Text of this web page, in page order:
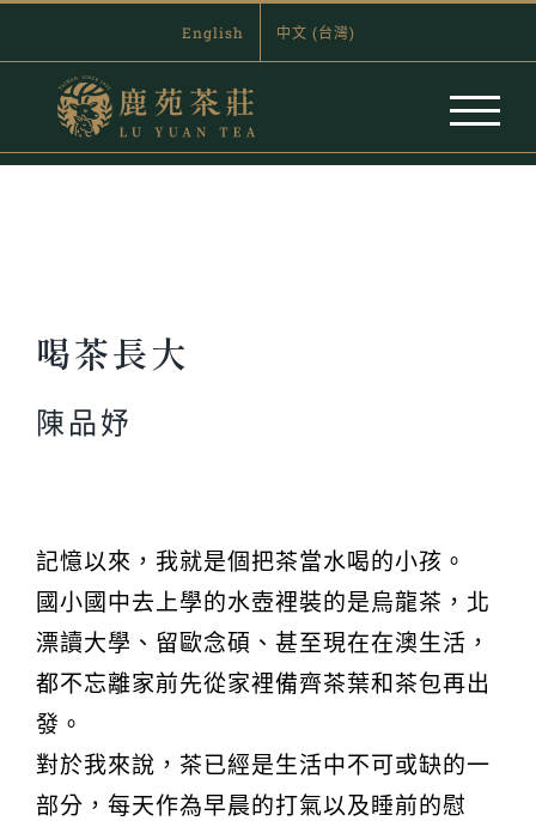
to
content
English 中文 (台灣)
喝茶長大
陳品妤
記憶以來，我就是個把茶當水喝的小孩。
國小國中去上學的水壺裡裝的是烏龍茶，北
漂讀大學、留歐念碩、甚至現在在澳生活，
都不忘離家前先從家裡備齊茶葉和茶包再出
發。
對於我來說，茶已經是生活中不可或缺的一
部分，每天作為早晨的打氣以及睡前的慰